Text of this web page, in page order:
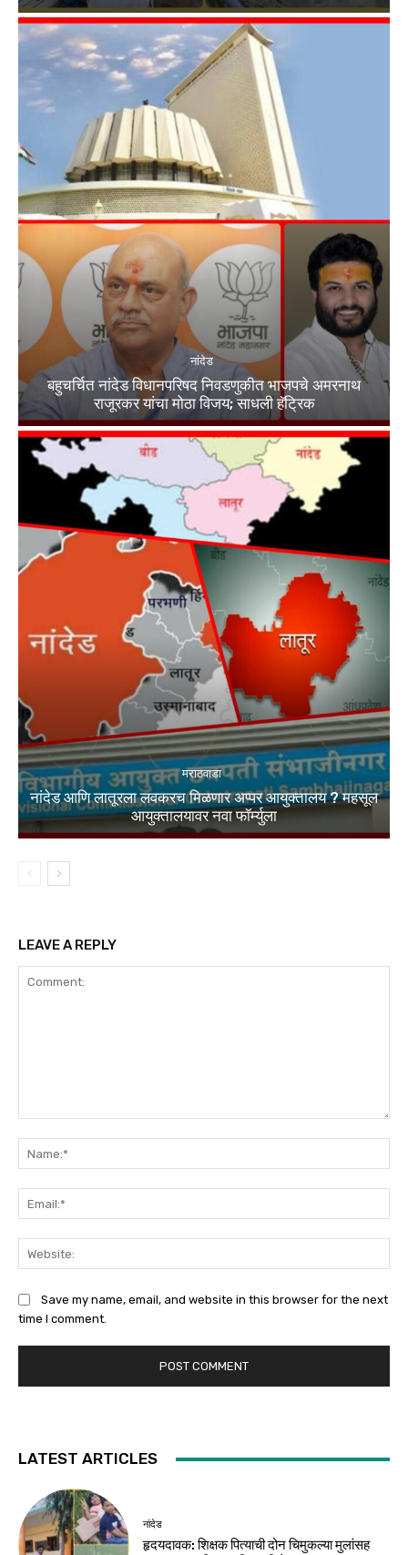
नांदेड
बहुचर्चित नांदेड विधानपरिषद निवडणुकीत भाजपचे अमरनाथ
राजूरकर यांचा मोठा विजय; साधली हॅट्रिक
मराठवाडा
नांदेड आणि लातूरला लवकरच मिळणार अप्पर आयुक्तालय ? महसूल
आयुक्तालयावर नवा फॉर्म्युला
LEAVE A REPLY
Save my name, email, and website in this browser for the next
time I comment.
LATEST ARTICLES
नांदेड
हृदयदावक: शिक्षक पित्याची दोन चिमुकल्या मुलांसह